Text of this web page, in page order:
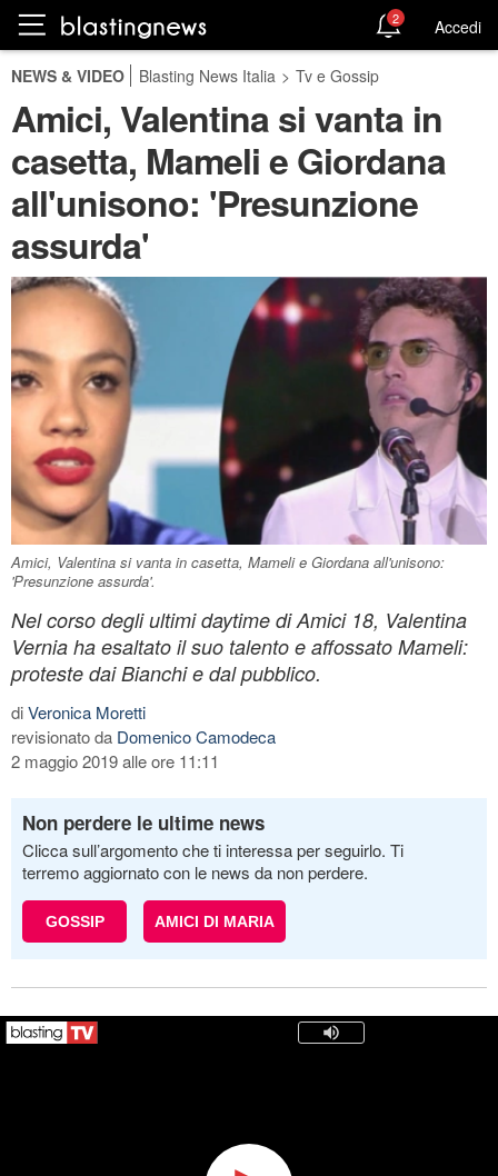
2 Accedi
NEWS & VIDEO Blasting News Italia > Tv e Gossip
Amici, Valentina si vanta in
casetta, Mameli e Giordana
all'unisono: 'Presunzione
assurda'
Amici, Valentina si vanta in casetta, Mameli e Giordana all'unisono:
'Presunzione assurda'.
Nel corso degli ultimi daytime di Amici 18, Valentina
Vernia ha esaltato il suo talento e affossato Mameli:
proteste dai Bianchi e dal pubblico.
diVeronica Moretti
revisionato da Domenico Camodeca
2 maggio 2019 alle ore 11:11
Non perdere le ultime news
Clicca sull’argomento che ti interessa per seguirlo. Ti
terremo aggiornato con le news da non perdere.
GOSSIP AMICI DI MARIA